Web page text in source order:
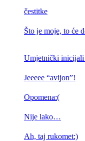
čestitke
Što je moje, to će
Umjetnički inicijali
Jeeeee “avijon”!
Opomena:(
Nije lako…
Ah, taj rukomet:)